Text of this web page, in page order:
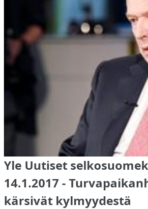
Yle Uutiset
14.1.2017 -
kärsivät kylmyydestä